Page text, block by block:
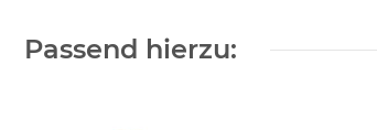
Passend hierzu: